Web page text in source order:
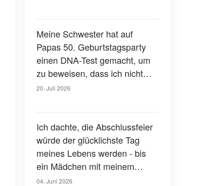
bestand als unsere Ehe
Meine Schwester hat auf
Papas 50. Geburtstagsparty
einen DNA-Test gemacht, um
zu beweisen, dass ich nicht
„wirklich zur Familie“ gehöre –
eine Mappe, die sie zum
Schreien brachte
20. Juli 2026
Ich dachte, die Abschlussfeier
würde der glücklichste Tag
meines Lebens werden - bis
ein Mädchen mit meinem
Gesicht über die Bühne ging
04. Juni 2026